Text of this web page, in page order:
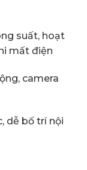
suất, hoạt
mất điện
camera
dễ bố trí nội